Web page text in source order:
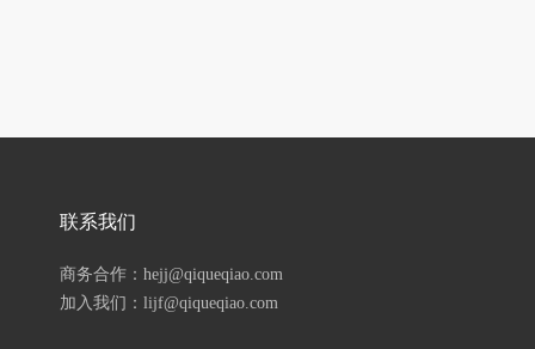
联系我们
商务合作：hejj@qiqueqiao.com
加入我们：lijf@qiqueqiao.com